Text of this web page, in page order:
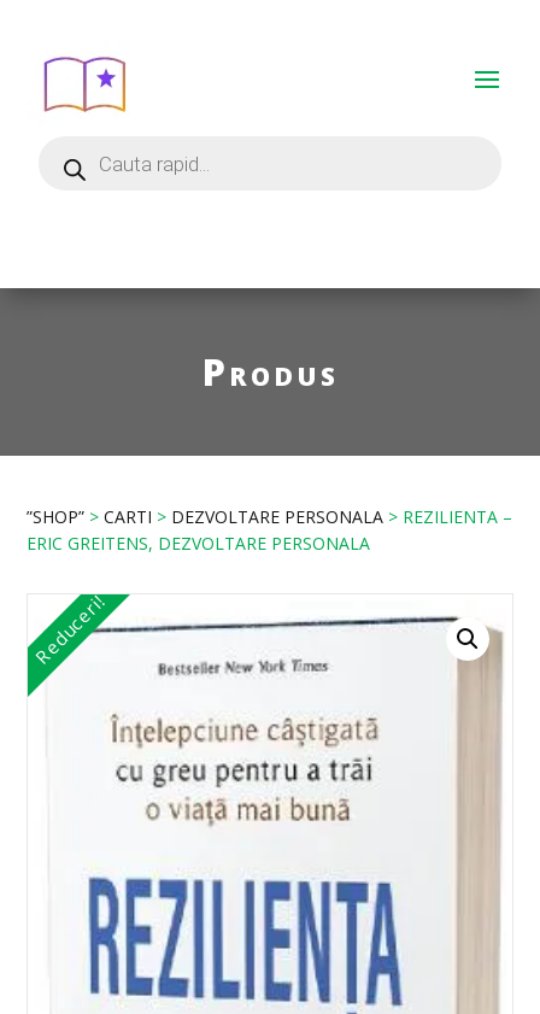
Produs
”SHOP” >CARTI > DEZVOLTARE PERSONALA > REZILIENTA –
ERIC GREITENS, DEZVOLTARE PERSONALA
Reduceri!